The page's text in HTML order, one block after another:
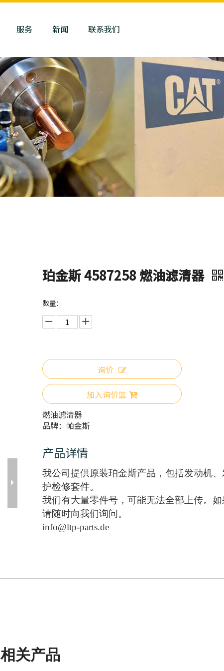
服务 新闻 联系我们
珀金斯 4587258 燃油滤清器
数量：
询价
加入询价篮
燃油滤清器
品牌： 帕金斯
产品详情
我公司提供原装珀金斯产品，包括发动机
护检修套件。
我们有大量零件号，可能无法全部上传。如
请随时向我们询问。
info@ltp-parts.de
相关产品